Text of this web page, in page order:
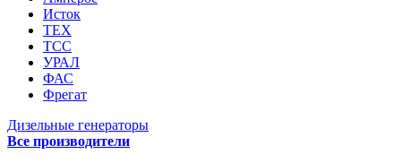
Исток
ТЕХ
ТСС
УРАЛ
ФАС
Фрегат
Дизельные генераторы
Все производители